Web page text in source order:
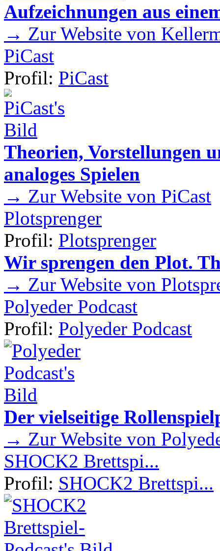
Aufzeichnungen aus
→ Zur Website von
PiCast
Profil: PiCast
Theorien, Vorstellungen
analoges Spielen
→ Zur Website von PiCast
Plotsprenger
Profil: Plotsprenger
Wir sprengen den Plot.
→ Zur Website von
Polyeder Podcast
Profil: Polyeder Podcast
Der vielseitige
→ Zur Website von
SHOCK2 Brettspi...
Profil: SHOCK2 Brettspi...